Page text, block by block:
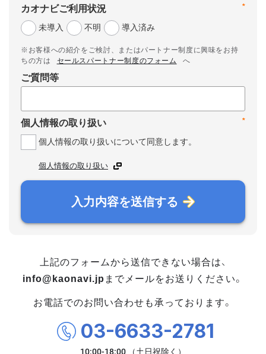
*
カオナビご利用状況
未導入
不明 導入済み
※お客様への紹介をご検討、またはパートナー制度に興味をお持
ちの方は
セールスパートナー制度のフォーム へ
ご質問等
*
個人情報の取り扱い
個人情報の取り扱いについて同意します。
個人情報の取り扱い
入力内容を送信する
上記のフォームから送信できない場合は、
info@kaonavi.jp までメールをお送りください。
お電話でのお問い合わせも承っております。
03-6633-2781